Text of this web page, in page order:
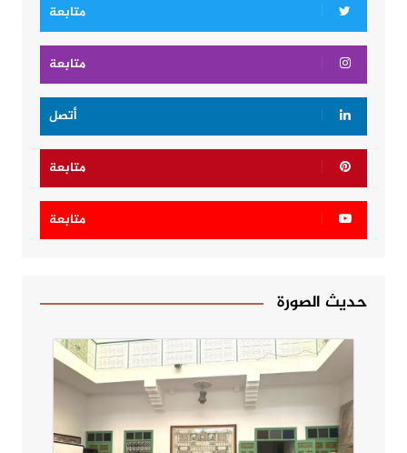
متابعة
متابعة
أتصل
متابعة
متابعة
حديث الصورة